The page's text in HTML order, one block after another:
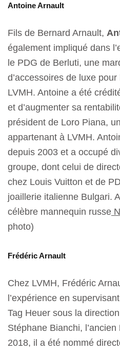
Antoine Arnault
Fils de Bernard Arnault,
également impliqué dans
le PDG de Berluti, une
d’accessoires de luxe
LVMH. Antoine a été
et d’augmenter sa
président de Loro Piana,
appartenant à LVMH.
depuis 2003 et a occupé
groupe, dont celui de
chez Louis Vuitton et de
joaillerie italienne Bulgari.
célèbre mannequin russe
photo)
Frédéric Arnault
Chez LVMH, Frédéric
l’expérience en
Tag Heuer sous la
Stéphane Bianchi,
2018, il a été nommé